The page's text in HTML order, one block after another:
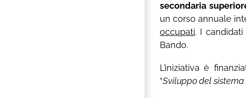
secondaria
un corso annuale
occupati. I
Bando.
L’iniziativa è
“Sviluppo del